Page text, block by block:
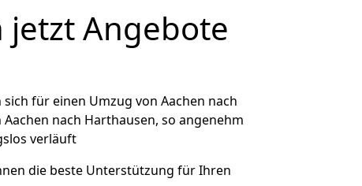
jetzt Angebote
für einen Umzug von Aachen nach
nach Harthausen, so angenehm
verläuft
die beste Unterstützung für Ihren